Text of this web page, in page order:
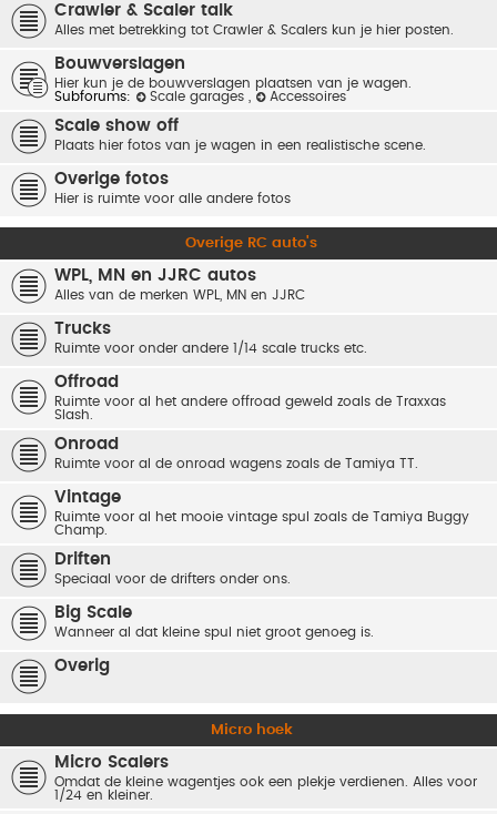
Crawler & Scaler talk
Alles met betrekking tot Crawler & Scalers kun je hier posten.
Bouwverslagen
Hier kun je de bouwverslagen plaatsen van je wagen.
Subforums:
Scale garages Accessoires
Scale show off
Plaats hier fotos van je wagen in een realistische scene.
Overige fotos
Hier is ruimte voor alle andere fotos
Overige RC auto's
WPL, MN en JJRC autos
Alles van de merken WPL, MN en JJRC
Trucks
Ruimte voor onder andere 1/14 scale trucks etc.
Offroad
Ruimte voor al het andere offroad geweld zoals de Traxxas
Slash.
Onroad
Ruimte voor al de onroad wagens zoals de Tamiya TT.
Vintage
Ruimte voor al het mooie vintage spul zoals de Tamiya Buggy
Champ.
Driften
Speciaal voor de drifters onder ons.
Big Scale
Wanneer al dat kleine spul niet groot genoeg is.
Overig
Micro hoek
Micro Scalers
Omdat de kleine wagentjes ook een plekje verdienen. Alles voor
1/24 en kleiner.